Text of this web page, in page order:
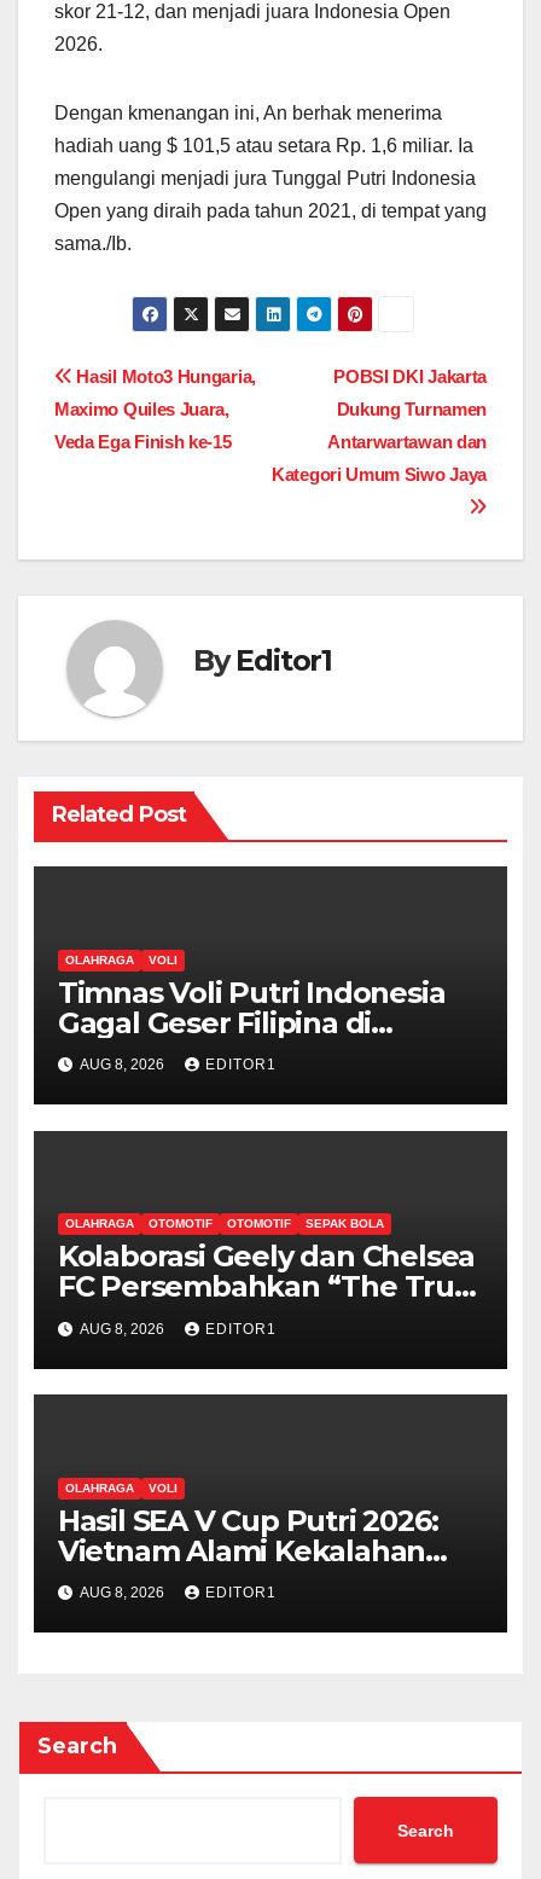
skor 21-12, dan menjadi juara Indonesia Open
2026.
Dengan kmenangan ini, An berhak menerima
hadiah uang $ 101,5 atau setara Rp. 1,6 miliar. Ia
mengulangi menjadi jura Tunggal Putri Indonesia
Open yang diraih pada tahun 2021, di tempat yang
sama./Ib.
Post
navigation
POBSI DKI Jakarta
Dukung Turnamen
Antarwartawan dan
Kategori Umum Siwo Jaya
Hasil Moto3 Hungaria,
Maximo Quiles Juara,
Veda Ega Finish ke-15
ByEditor1
Related Post
OLAHRAGA VOLI
Timnas Voli Putri Indonesia
Gagal Geser Filipina di
Klasemen Sementara SEA V
Cup Putri 2026, Usai Dihajar
Thailand 3-0
AUG 8, 2026 EDITOR1
OLAHRAGA OTOMOTIF OTOMOTIF SEPAK BOLA
Kolaborasi Geely dan Chelsea
FC Persembahkan “The True
Blue Journey di Indonesia”
AUG 8, 2026 EDITOR1
OLAHRAGA VOLI
Hasil SEA V Cup Putri 2026:
Vietnam Alami Kekalahan
Beruntun Usai Takluk dari
Filipina 3-1
AUG 8, 2026 EDITOR1
Search
Search